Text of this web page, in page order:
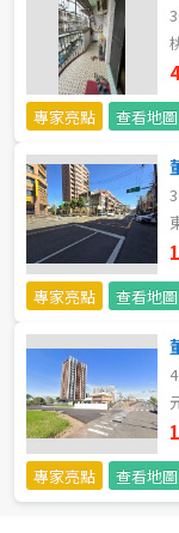
預設排序
專家亮點
查看地圖
專家亮點
查看地圖
專家亮點
查看地圖